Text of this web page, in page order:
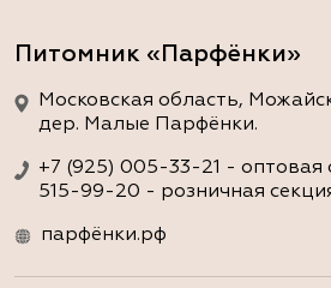
Питомник «Парфёнки»
Московская область,
дер. Малые Парфёнки.
+7 (925) 005-33-21 - оптовая
515-99-20 - розничная
парфёнки.рф